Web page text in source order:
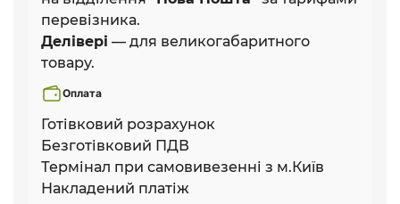
перевізника.
Делівері — для великогабаритного
товару.
Оплата
Готівковий розрахунок
Безготівковий ПДВ
Термінал при самовивезенні з м.Київ
Накладений платіж